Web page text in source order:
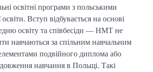
освітні програми з польськими
Вступ відбувається на основі
освіту та співбесіди — НМТ не
навчаються за спільним навчальним
подвійного диплома або
навчання в Польщі. Такі